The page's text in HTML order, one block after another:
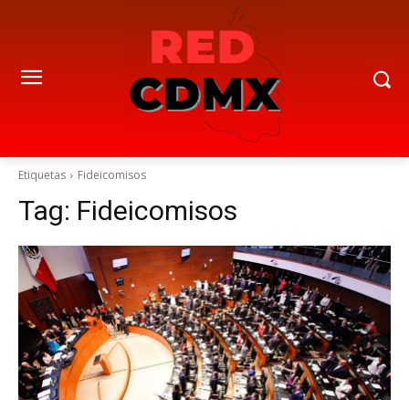
Etiquetas Fideicomisos
Tag: Fideicomisos